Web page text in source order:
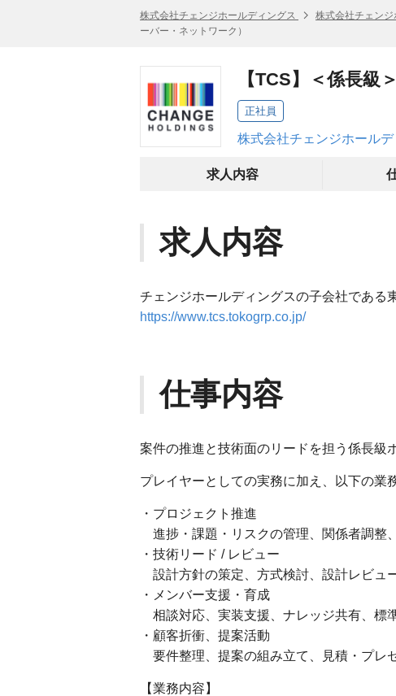
株式会社チェンジホールディングス 株式会社チェン
ーバー・ネットワーク）
【TCS】＜係長級
正社員
株式会社チェンジホール
求人内容
求人内容
チェンジホールディングスの子会社である
https://www.tcs.tokogrp.co.jp/
仕事内容
案件の推進と技術面のリードを担う係長級
プレイヤーとしての実務に加え、以下の業
・プロジェクト推進
進捗・課題・リスクの管理、関係者調整
・技術リード / レビュー
設計方針の策定、方式検討、設計レビュ
・メンバー支援・育成
相談対応、実装支援、ナレッジ共有、標
・顧客折衝、提案活動
要件整理、提案の組み立て、見積・プレ
【業務内容】